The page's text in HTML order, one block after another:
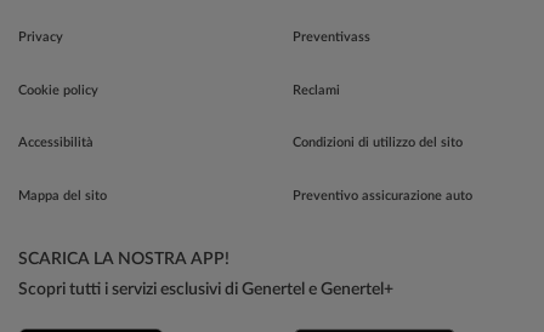
Privacy
Cookie policy
Accessibilità
Mappa del sito
Preventivass
Reclami
Condizioni di utilizzo del sito
Preventivo assicurazione auto
SCARICA LA NOSTRA APP!
Scopri tutti i servizi esclusivi di Genertel e Genertel+